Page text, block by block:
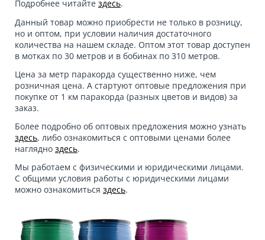
Подробнее читайте здесь.
Данный товар можно приобрести не только в розницу,
но и оптом, при условии наличия достаточного
количества на нашем складе. Оптом этот товар доступен
в мотках по 30 метров и в бобинах по 310 метров.
Цена за метр паракорда существенно ниже, чем
розничная цена. А стартуют оптовые предложения при
покупке от 1 км паракорда (разных цветов и видов) за
заказ.
Более подробно об оптовых предложения можно узнать
здесь, либо ознакомиться с оптовыми ценами более
наглядно здесь.
Мы работаем с физическими и юридическими лицами.
С общими условия работы с юридическими лицами
можно ознакомиться здесь.